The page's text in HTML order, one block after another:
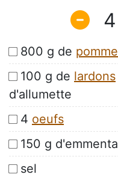
4
800 g de
100 g de lardons
d'allumette
4 oeufs
150 g
sel